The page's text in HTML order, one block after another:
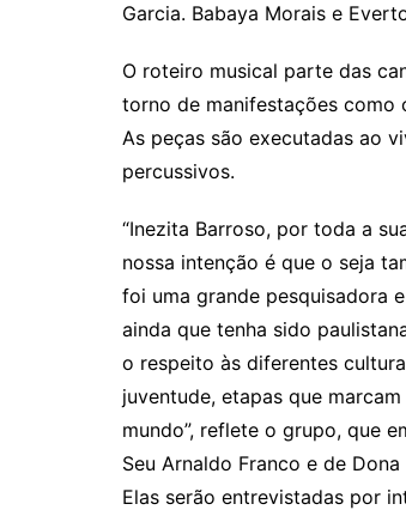
Garcia. Babaya Morais e
O roteiro musical parte das
torno de manifestações como
As peças são executadas ao
percussivos.
“Inezita Barroso, por toda a
nossa intenção é que o seja
foi uma grande pesquisadora
ainda que tenha sido
o respeito às diferentes
juventude, etapas que
mundo”, reflete o grupo, que
Seu Arnaldo Franco e de
Elas serão entrevistadas por